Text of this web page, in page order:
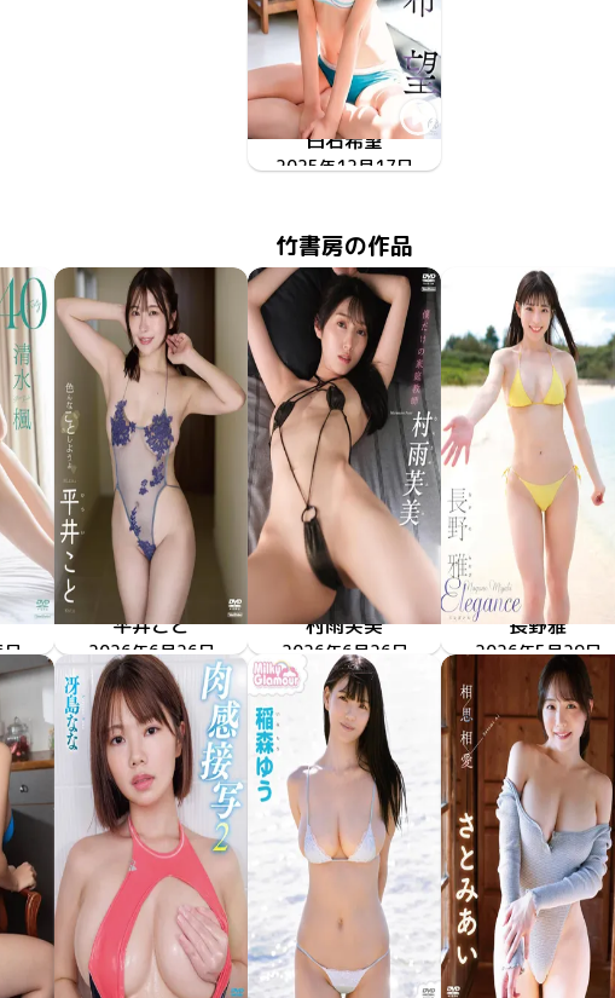
白石希望
Eternal Glow
MMR-AZ584
2025年12月17日
竹書房の作品
平井こと
色んなことしようよ
TSDS-43098
2026年6月26日
村雨芙美
僕だけの家庭教師
TSDS-43093
2026年6月26日
長野雅
Elegance
TSDS-43087
2026年5月29日